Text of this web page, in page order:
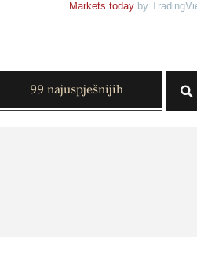
Markets today by
99 najuspješnijih